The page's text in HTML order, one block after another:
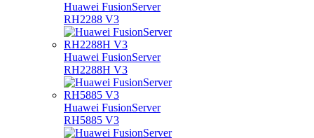
Huawei FusionServer
RH2288 V3
Huawei FusionServer
RH2288H V3
Huawei FusionServer
RH5885 V3